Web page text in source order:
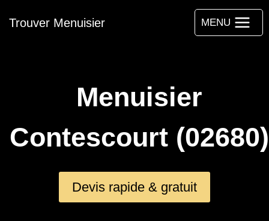
auTrouver Menuisier MENU
Menuisier
Contescourt (02680)
Devis rapide & gratuit